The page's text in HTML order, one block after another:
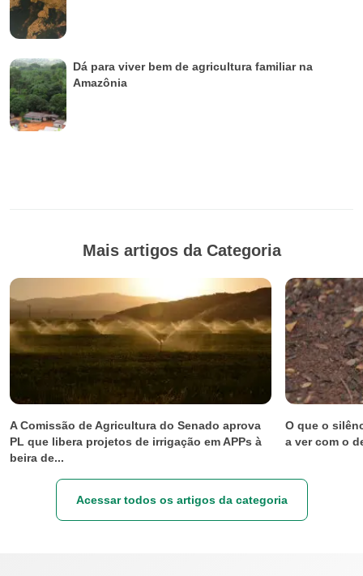
Dá para viver bem de agricultura familiar na
Amazônia
Mais artigos da Categoria
A Comissão de Agricultura do Senado aprova
PL que libera projetos de irrigação em APPs à
beira de...
O que o
a ver com o
Acessar todos os artigos da categoria